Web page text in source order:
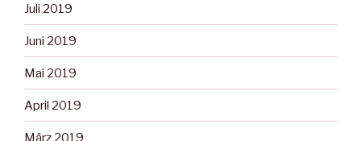
Juli 2019
Juni 2019
Mai 2019
April 2019
März 2019